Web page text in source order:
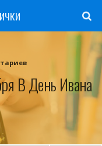
В День Ивана